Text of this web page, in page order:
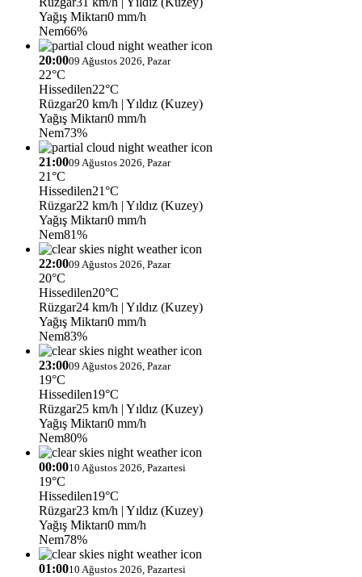
Yağış Miktarı0 mm/h
Nem66%
20:0009 Ağustos 2026, Pazar
22°C
Hissedilen22°C
Rüzgar20 km/h | Yıldız (Kuzey)
Yağış Miktarı0 mm/h
Nem73%
21:0009 Ağustos 2026, Pazar
21°C
Hissedilen21°C
Rüzgar22 km/h | Yıldız (Kuzey)
Yağış Miktarı0 mm/h
Nem81%
22:0009 Ağustos 2026, Pazar
20°C
Hissedilen20°C
Rüzgar24 km/h | Yıldız (Kuzey)
Yağış Miktarı0 mm/h
Nem83%
23:0009 Ağustos 2026, Pazar
19°C
Hissedilen19°C
Rüzgar25 km/h | Yıldız (Kuzey)
Yağış Miktarı0 mm/h
Nem80%
00:0010 Ağustos 2026, Pazartesi
19°C
Hissedilen19°C
Rüzgar23 km/h | Yıldız (Kuzey)
Yağış Miktarı0 mm/h
Nem78%
01:0010 Ağustos 2026, Pazartesi